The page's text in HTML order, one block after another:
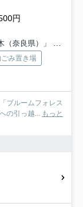
円
県）」 停歩3分
み置き場
ブルームフォレス
の引っ越... もっと